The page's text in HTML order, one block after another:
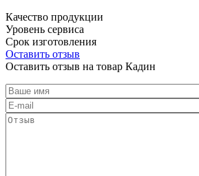
Качество продукции
Уровень сервиса
Срок изготовления
Оставить отзыв
Оставить отзыв на товар Кадин